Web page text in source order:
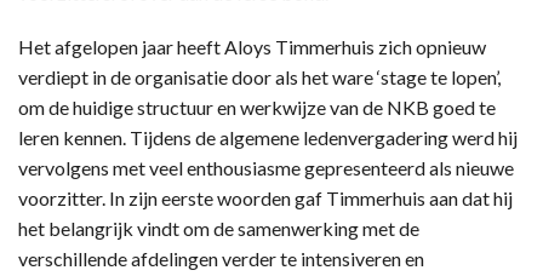
Het afgelopen jaar heeft Aloys Timmerhuis zich opnieuw
verdiept in de organisatie door als het ware ‘stage te lopen’,
om de huidige structuur en werkwijze van de NKB goed te
leren kennen. Tijdens de algemene ledenvergadering werd hij
vervolgens met veel enthousiasme gepresenteerd als nieuwe
voorzitter. In zijn eerste woorden gaf Timmerhuis aan dat hij
het belangrijk vindt om de samenwerking met de
verschillende afdelingen verder te intensiveren en